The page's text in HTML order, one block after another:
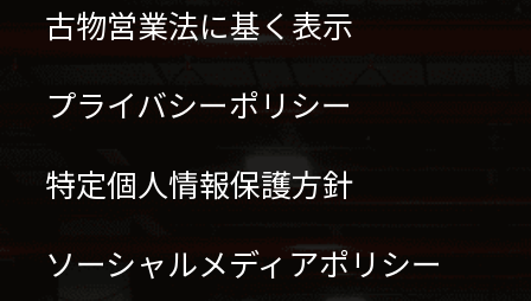
古物営業法に基く表示
プライバシーポリシー
特定個人情報保護方針
ソーシャルメディアポリシー